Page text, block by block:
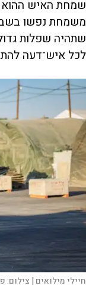
שמחת האיש ההוא
משמחת נפשו
שתהיה שפלות
לכל איש־דעה
חיילי מילואים | צילום: